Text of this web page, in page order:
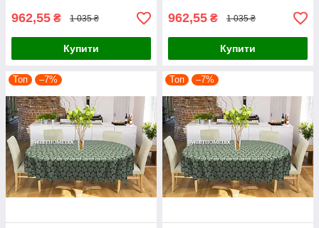
962,55 ₴ 1 035 ₴
Купити
962,55 ₴ 1 035 ₴
Купити
Топ –7% Топ –7%